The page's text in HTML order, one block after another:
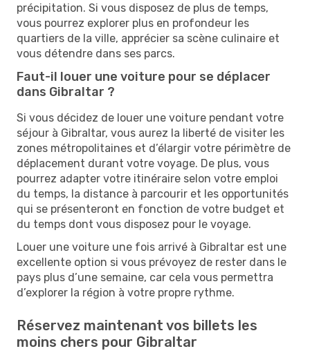
précipitation. Si vous disposez de plus de temps,
vous pourrez explorer plus en profondeur les
quartiers de la ville, apprécier sa scène culinaire et
vous détendre dans ses parcs.
Faut-il louer une voiture pour se déplacer
dans Gibraltar ?
Si vous décidez de louer une voiture pendant votre
séjour à Gibraltar, vous aurez la liberté de visiter les
zones métropolitaines et d’élargir votre périmètre de
déplacement durant votre voyage. De plus, vous
pourrez adapter votre itinéraire selon votre emploi
du temps, la distance à parcourir et les opportunités
qui se présenteront en fonction de votre budget et
du temps dont vous disposez pour le voyage.
Louer une voiture une fois arrivé à Gibraltar est une
excellente option si vous prévoyez de rester dans le
pays plus d’une semaine, car cela vous permettra
d’explorer la région à votre propre rythme.
Réservez maintenant vos billets les
moins chers pour Gibraltar